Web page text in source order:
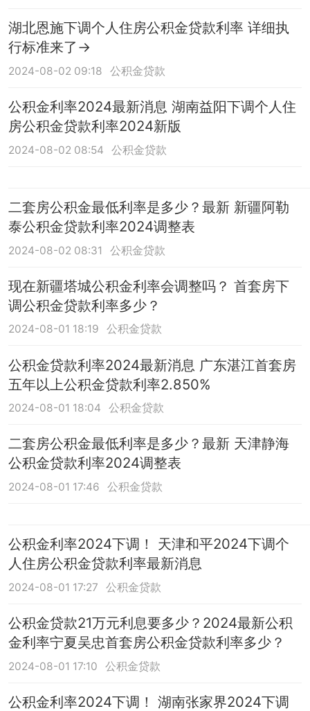
湖北恩施下调个人住房公积金贷款利率 详细执
行标准来了→
2024-08-02 09:18 公积金贷款
公积金利率2024最新消息 湖南益阳下调个人住
房公积金贷款利率2024新版
2024-08-02 08:54 公积金贷款
二套房公积金最低利率是多少？最新 新疆阿勒
泰公积金贷款利率2024调整表
2024-08-02 08:31 公积金贷款
现在新疆塔城公积金利率会调整吗？ 首套房下
调公积金贷款利率多少？
2024-08-01 18:19 公积金贷款
公积金贷款利率2024最新消息 广东湛江首套房
五年以上公积金贷款利率2.850%
2024-08-01 18:04 公积金贷款
二套房公积金最低利率是多少？最新 天津静海
公积金贷款利率2024调整表
2024-08-01 17:46 公积金贷款
公积金利率2024下调！ 天津和平2024下调个
人住房公积金贷款利率最新消息
2024-08-01 17:27 公积金贷款
公积金贷款21万元利息要多少？2024最新公积
金利率宁夏吴忠首套房公积金贷款利率多少？
2024-08-01 17:10 公积金贷款
公积金利率2024下调！ 湖南张家界2024下调